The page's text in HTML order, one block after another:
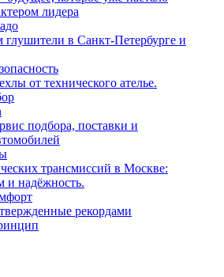
лидера
в Санкт-Петербурге и
от технического ателье.
подбора, поставки и
трансмиссий в Москве:
и надёжность.
рекордами